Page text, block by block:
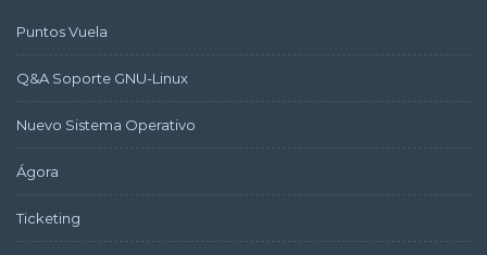
Puntos Vuela
Q&A Soporte GNU-Linux
Nuevo Sistema Operativo
Ágora
Ticketing